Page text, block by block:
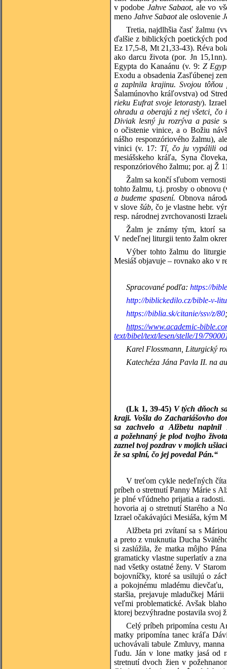
v podobe Jahve Sabaot, ale vo
meno Jahve Sabaotale oslovenie
Tretia, najdlhšia časť žalmu
ďalšie z biblických poetických
Ez 17,5-8, Mt 21,33-43). Réva
ako darcu života (por. Jn
Egypta do Kanaánu (v. 9: Z
Exodu a obsadenia Zasľúbenej
a zaplnila krajinu. Svojou
Šalamúnovho kráľovstva) od
rieku Eufrat svoje letorasty).
ohradu a oberajú z nej všetci, čo
Diviak lesný ju rozrýva a pasie
o očistenie vinice, a o Božiu
nášho responzóriového žalmu),
vinici (v. 17: Tí, čo ju vypálili od
mesiášskeho kráľa, Syna
responzóriového žalmu; por. aj Ž
Žalm sa končí sľubom
tohto žalmu, t.j. prosby o obnovu
a budeme spasení. Obnova
v slove šúb, čo je vlastne hebr.
resp. národnej zvrchovanosti
Žalm je známy tým, ktorí
V nedeľnej liturgii tento žalm
Výber tohto žalmu do
Mesiáš objavuje – rovnako ako v
Spracované podľa: https://
http://biblickedilo.cz/bible-v-
https://biblia.sk/citanie/ssv/z/80
https://www.academic-
text/bibel/text/lesen/stelle/19/
Karel Flossmann, Liturgický
Katechéza Jána Pavla II. na
(Lk 1, 39-45) V tých dňoch
kraji. Vošla do Zachariášovho
sa zachvelo a Alžbetu naplnil
a požehnaný je plod tvojho
zaznel tvoj pozdrav v mojich
že sa splní, čo jej povedal Pán.“
V treťom cykle nedeľných
príbeh o stretnutí Panny Márie s
je plné vľúdneho prijatia a
hovoria aj o stretnutí Starého a
Izrael očakávajúci Mesiáša, kým
Alžbeta pri zvítaní sa s
a preto z vnuknutia Ducha
si zaslúžila, že matka môjho
gramaticky vlastne superlatív a
nad všetky ostatné ženy. V
bojovníčky, ktoré sa usilujú o
a pokojnému mladému
staršia, prejavuje mladučkej
veľmi problematické. Avšak
ktorej bezvýhradne postavila svoj
Celý príbeh pripomína cestu
matky pripomína tanec kráľa
uchovávali tabule Zmluvy,
ľudu. Ján v lone matky jasá od
stretnutí dvoch žien v